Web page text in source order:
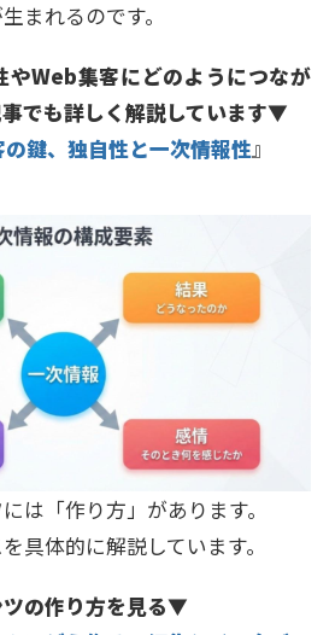
まれるのです。
やWeb集客にどのようにつなが
でも詳しく解説しています▼
鍵、独自性と一次情報性』
は「作り方」があります。
具体的に解説しています。
の作り方を見る▼